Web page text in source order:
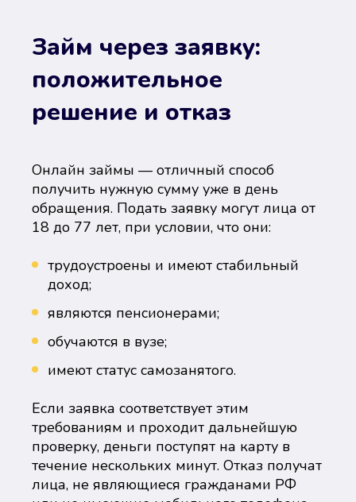
Займ через заявку:
положительное
решение и отказ
Онлайн займы — отличный способ
получить нужную сумму уже в день
обращения. Подать заявку могут лица от
18 до 77 лет, при условии, что они:
трудоустроены и имеют стабильный
доход;
являются пенсионерами;
обучаются в вузе;
имеют статус самозанятого.
Если заявка соответствует этим
требованиям и проходит дальнейшую
проверку, деньги поступят на карту в
течение нескольких минут. Отказ получат
лица, не являющиеся гражданами РФ